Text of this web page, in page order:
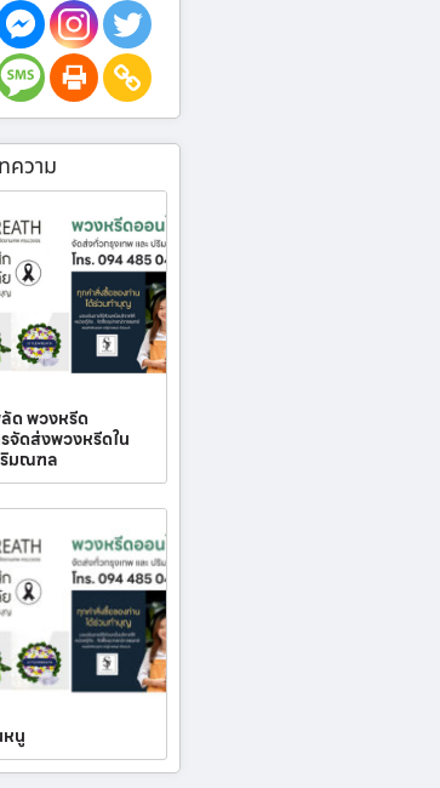
ความ
ด พวงหรีด
จัดส่งพวงหรีดใน
ริมณฑล
นู